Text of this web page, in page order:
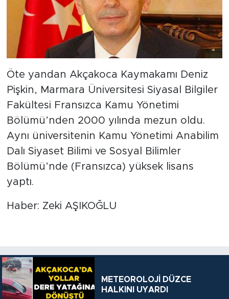
Öte yandan Akçakoca Kaymakamı Deniz
Pişkin, Marmara Üniversitesi Siyasal Bilgiler
Fakültesi Fransızca Kamu Yönetimi
Bölümü’nden 2000 yılında mezun oldu.
Aynı üniversitenin Kamu Yönetimi Anabilim
Dalı Siyaset Bilimi ve Sosyal Bilimler
Bölümü’nde (Fransızca) yüksek lisans
yaptı.
Haber: Zeki AŞIKOĞLU
METEOROLOJİ DÜZCE
HALKINI UYARDI